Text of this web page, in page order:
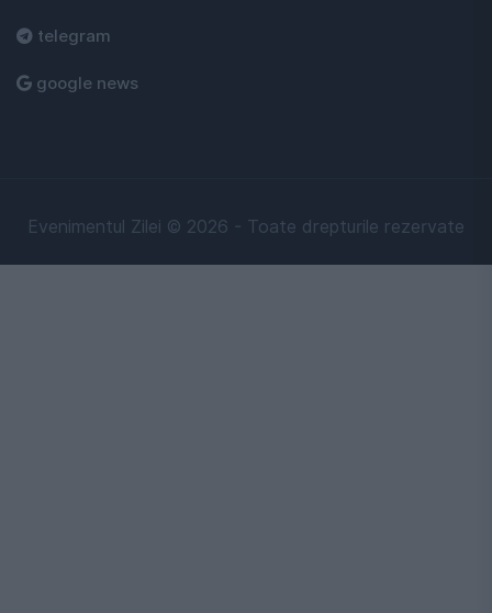
telegram
google news
Evenimentul Zilei © 2026 - Toate drepturile rezervate